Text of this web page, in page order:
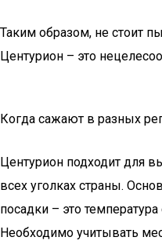
Таким образом, не стоит
Центурион – это
Когда сажают в разных
Центурион подходит для
всех уголках страны.
посадки – это
Необходимо учитывать